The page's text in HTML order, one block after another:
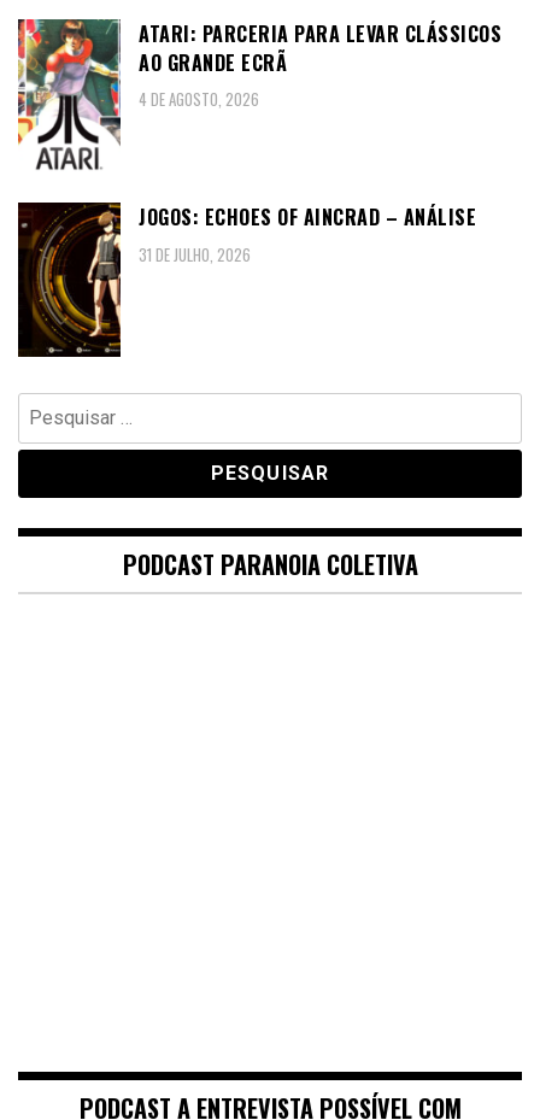
ATARI: PARCERIA PARA LEVAR CLÁSSICOS
AO GRANDE ECRÃ
4 DE AGOSTO, 2026
JOGOS: ECHOES OF AINCRAD – ANÁLISE
31 DE JULHO, 2026
Pesquisar
por:
PODCAST PARANOIA COLETIVA
PODCAST A ENTREVISTA POSSÍVEL COM